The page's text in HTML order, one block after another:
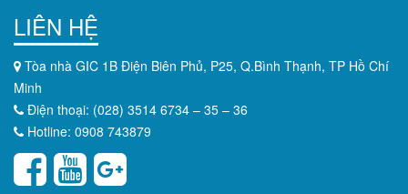
LIÊN HỆ
Tòa nhà GIC 1B Điện Biên Phủ, P25, Q.Bình Thạnh, TP Hồ Chí
Minh
Điện thoại: (028) 3514 6734 – 35 – 36
Hotline: 0908 743879